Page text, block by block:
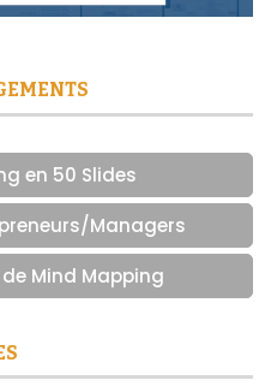
en 50 Slides
Managers
Mind Mapping